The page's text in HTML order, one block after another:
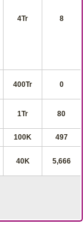
4Tr 8
400Tr 0
1Tr 80
100K 497
40K 5,666